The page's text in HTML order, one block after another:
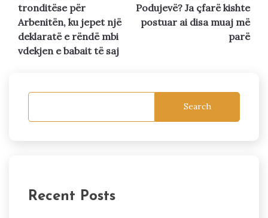
tronditëse për
Arbenitën, ku jepet një
deklaratë e rëndë mbi
vdekjen e babait të saj
Podujevë? Ja çfarë kishte
postuar ai disa muaj më
parë
Search
Recent Posts